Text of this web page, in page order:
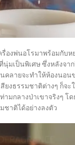
รื่องพ่นอโรมาพร้อมกับ
มเป็นพิเศษ ซึ่งหลังจา
คลายจะทำให้ห้องนอ
ยงธรรมชาติต่างๆ ก็
กลางป่าเขาจริงๆ โ
ชาติได้อย่างลงตัว